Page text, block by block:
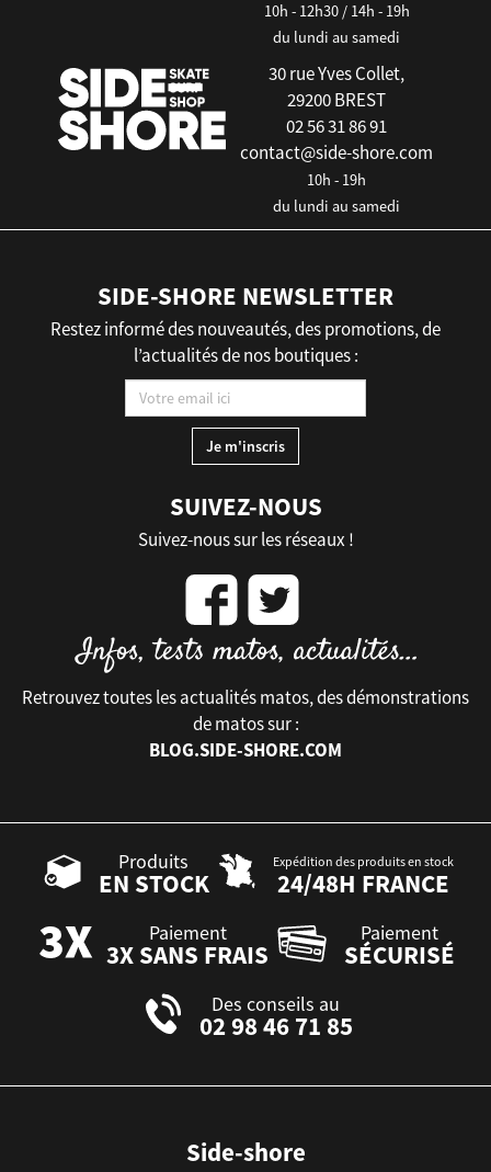
10h - 12h30 / 14h - 19h
du lundi au samedi
30 rue Yves Collet,
29200 BREST
02 56 31 86 91
contact@side-shore.com
10h - 19h
du lundi au samedi
SIDE-SHORE NEWSLETTER
Restez informé des nouveautés, des promotions, de
l’actualités de nos boutiques :
SUIVEZ-NOUS
Suivez-nous sur les réseaux !
Retrouvez toutes les actualités matos, des démonstrations
de matos sur :
BLOG.SIDE-SHORE.COM
Produits
EN STOCK
Expédition des produits en stock
24/48H FRANCE
Paiement
3X SANS FRAIS
Paiement
SÉCURISÉ
Des conseils au
02 98 46 71 85
Side-shore